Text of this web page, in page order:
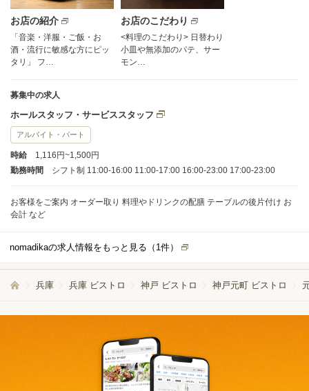
お店の紹介
「音楽・洋服・ご飯・お
酒・流行に敏感な方にピッ
タリ」 フ…
お店のこだわり
<料理のこだわり> 日替わり
小皿や無添加のパテ、サー
モン…
募集中の求人
ホールスタッフ・サービススタッフ
アルバイト・パート
時給
1,116円~1,500円
勤務時間
シフト制 11:00-16:00 11:00-17:00 16:00-23:00 17:00-23:00
お客様をご案内 オーダー取り 料理やドリンクの配膳 テーブルの後片付け お
会計 など
nomadikaの求人情報をもっと見る（ 1件）
兵庫 兵庫 ビストロ 神戸 ビストロ 神戸元町 ビストロ